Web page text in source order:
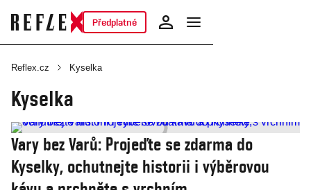
Předplatné
Reflex.cz Kyselka
Kyselka
Vary bez Varů: Projeďte se zdarma do
Kyselky, ochutnejte historii i výběrovou